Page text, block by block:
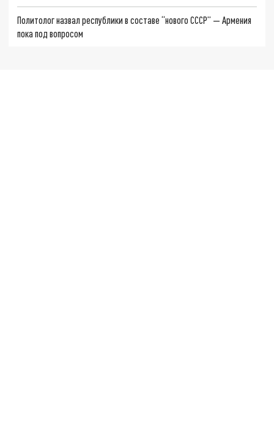
Политолог назвал республики в составе “нового СССР” — Армения
пока под вопросом